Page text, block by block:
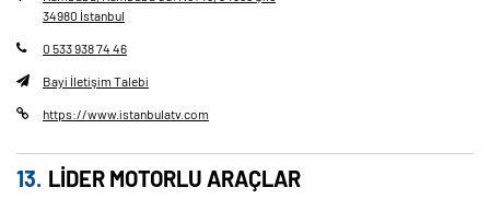
34980 İstanbul
0 533 938 74 46
Bayi İletişim Talebi
https://www.istanbulatv.com
LİDER MOTORLU ARAÇLAR